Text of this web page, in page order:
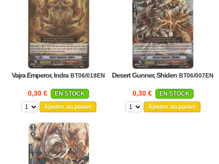
Vajra Emperor, Indra BT06/018EN
0,30 €
EN STOCK
Ajouter au panier
Desert Gunner, Shiden BT06/007EN
0,30 €
EN STOCK
Ajouter au panier